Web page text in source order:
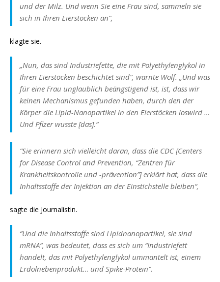
und der Milz. Und wenn Sie eine Frau sind, sammeln sie
sich in Ihren Eierstöcken an“,
klagte sie.
„Nun, das sind Industriefette, die mit Polyethylenglykol in
Ihren Eierstöcken beschichtet sind“, warnte Wolf. „Und was
für eine Frau unglaublich beängstigend ist, ist, dass wir
keinen Mechanismus gefunden haben, durch den der
Körper die Lipid-Nanopartikel in den Eierstöcken loswird …
Und Pfizer wusste [das].“
“Sie erinnern sich vielleicht daran, dass die CDC [Centers
for Disease Control and Prevention, “Zentren für
Krankheitskontrolle und -prävention”] erklärt hat, dass die
Inhaltsstoffe der Injektion an der Einstichstelle bleiben“,
sagte die Journalistin.
“Und die Inhaltsstoffe sind Lipidnanopartikel, sie sind
mRNA“, was bedeutet, dass es sich um “Industriefett
handelt, das mit Polyethylenglykol ummantelt ist, einem
Erdölnebenprodukt… und Spike-Protein”.